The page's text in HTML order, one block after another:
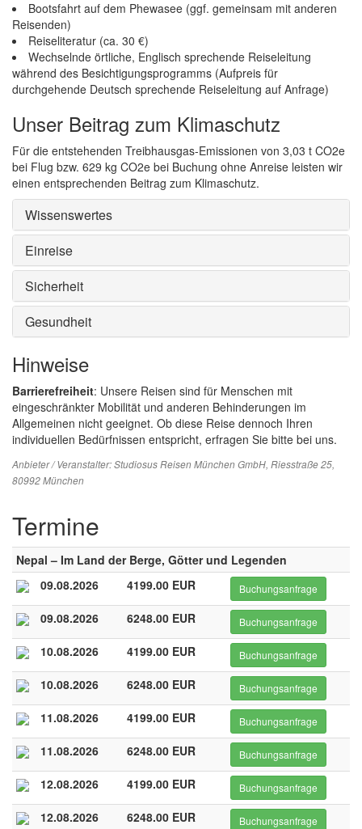
Bootsfahrt auf dem Phewasee (ggf. gemeinsam mit anderen
Reisenden)
Reiseliteratur (ca. 30 €)
Wechselnde örtliche, Englisch sprechende Reiseleitung
während des Besichtigungsprogramms (Aufpreis für
durchgehende Deutsch sprechende Reiseleitung auf Anfrage)
Unser Beitrag zum Klimaschutz
Für die entstehenden Treibhausgas-Emissionen von 3,03 t CO2e
bei Flug bzw. 629 kg CO2e bei Buchung ohne Anreise leisten wir
einen entsprechenden Beitrag zum Klimaschutz.
Wissenswertes
Einreise
Sicherheit
Gesundheit
Hinweise
Barrierefreiheit: Unsere Reisen sind für Menschen mit
eingeschränkter Mobilität und anderen Behinderungen im
Allgemeinen nicht geeignet. Ob diese Reise dennoch Ihren
individuellen Bedürfnissen entspricht, erfragen Sie bitte bei uns.
Anbieter / Veranstalter:Studiosus Reisen München GmbH, Riesstraße 25,
80992 München
Termine
Nepal – Im Land der Berge, Götter und Legenden
09.08.2026
4199.00 EUR Buchungsanfrage
09.08.2026 6248.00 EUR Buchungsanfrage
10.08.2026 4199.00 EUR Buchungsanfrage
10.08.2026 6248.00 EUR Buchungsanfrage
11.08.2026 4199.00 EUR Buchungsanfrage
11.08.2026 6248.00 EUR Buchungsanfrage
12.08.2026 4199.00 EUR Buchungsanfrage
12.08.2026 6248.00 EUR Buchungsanfrage